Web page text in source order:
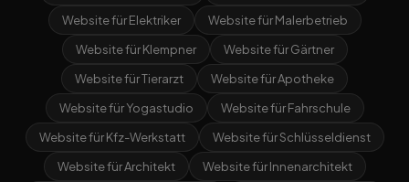
Website für Elektriker
Website für Malerbetrieb
Website für Klempner
Website für Gärtner
Website für Tierarzt
Website für Apotheke
Website für Yogastudio
Website für Fahrschule
Website für Kfz-Werkstatt
Website für Schlüsseldienst
Website für Architekt
Website für Innenarchitekt